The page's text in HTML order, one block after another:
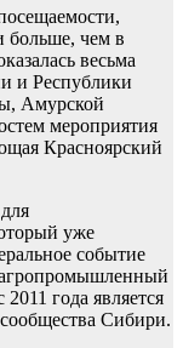
больше, чем в
весьма
и Республики
Амурской
мероприятия
Красноярский
уже
событие
года является
Сибири.